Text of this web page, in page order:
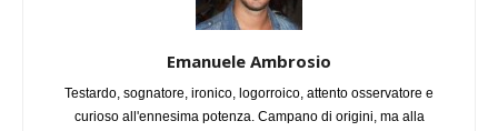
Emanuele Ambrosio
Testardo, sognatore, ironico, logorroico, attento osservatore e
curioso all'ennesima potenza. Campano di origini, ma alla